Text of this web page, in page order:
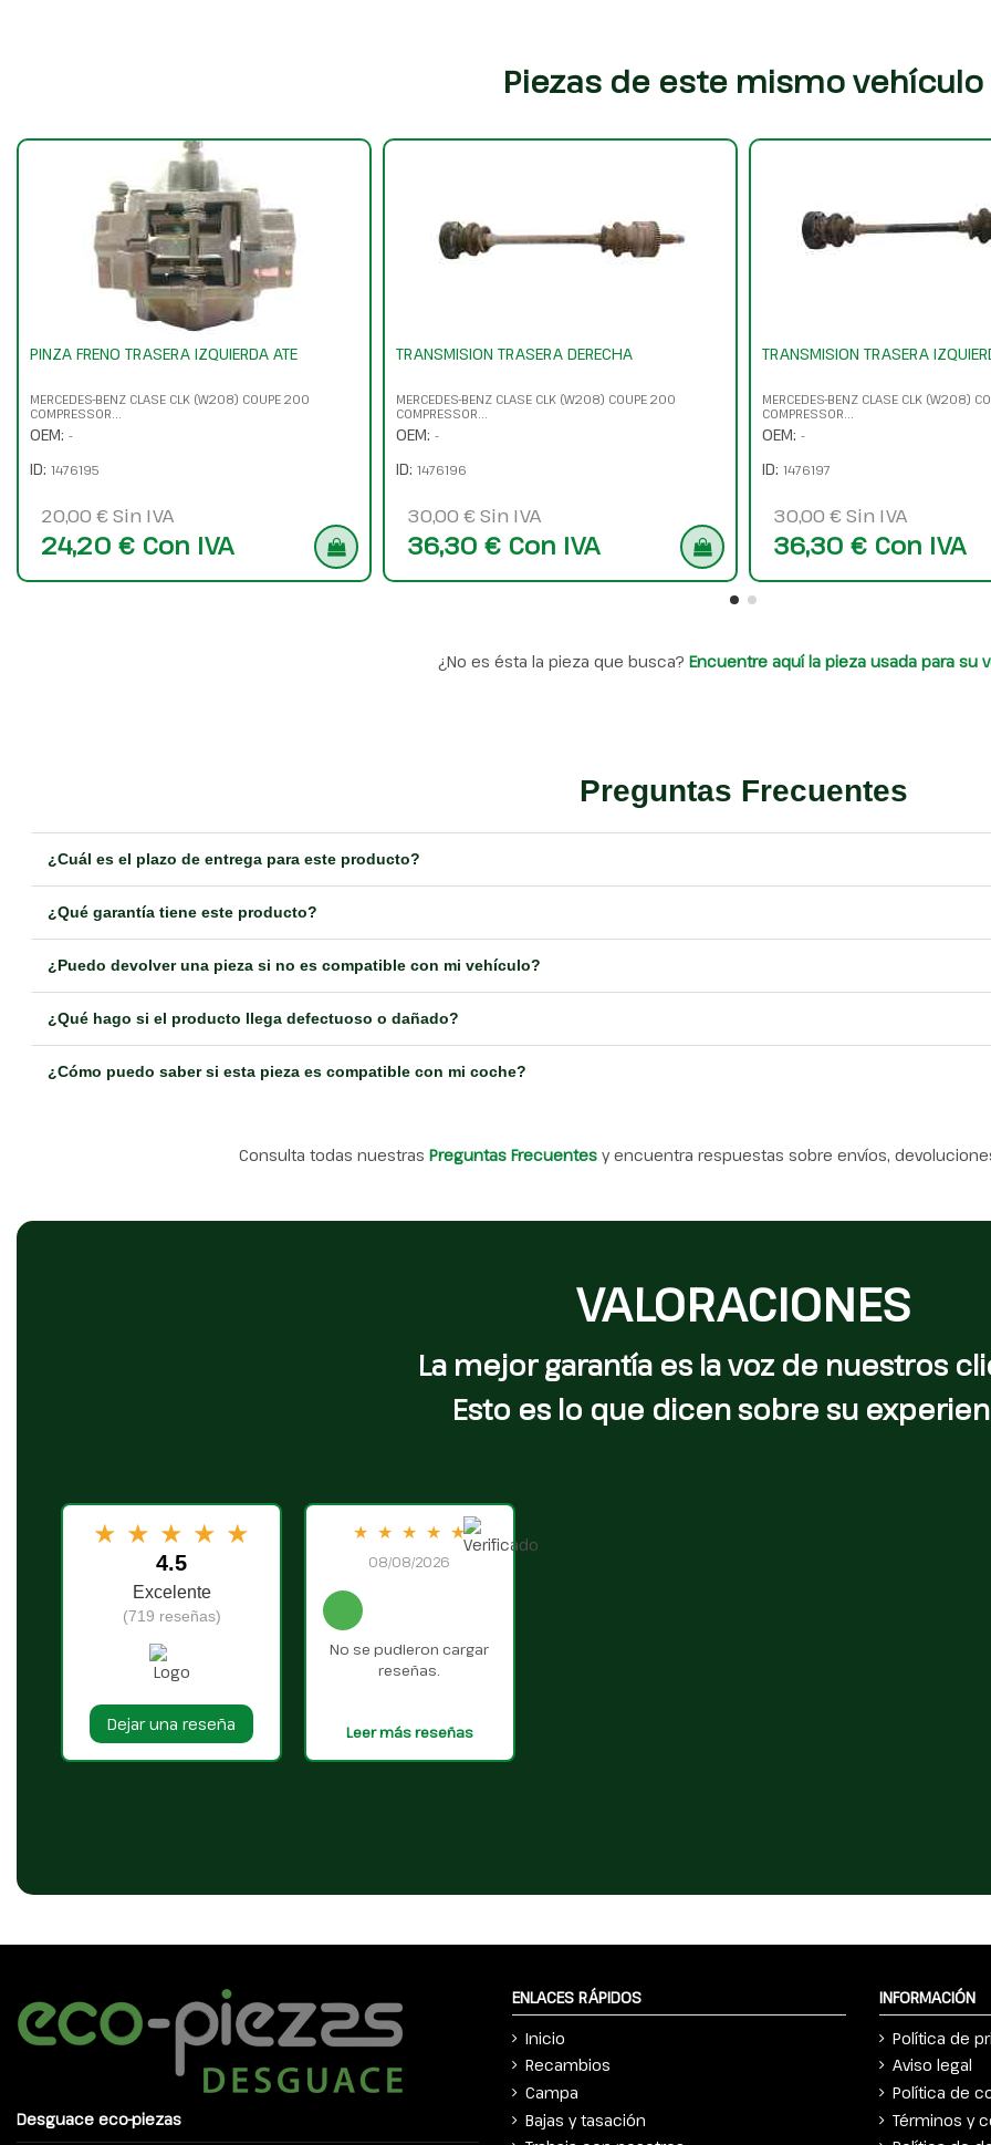
Piezas de este mismo vehículo
PINZA FRENO TRASERA IZQUIERDA ATE
MERCEDES-BENZ CLASE CLK (W208) COUPE 200
COMPRESSOR...
OEM: -
ID: 1476195
20,00 € Sin IVA
24,20 € Con IVA
TRANSMISION TRASERA DERECHA
MERCEDES-BENZ CLASE CLK (W208) COUPE 200
COMPRESSOR...
OEM: -
ID: 1476196
30,00 € Sin IVA
36,30 € Con IVA
TRANSMISION TRASERA
MERCEDES-BENZ CLASE CLK (W208)
COMPRESSOR...
OEM: -
ID: 1476197
30,00 € Sin IVA
36,30 € Con IVA
¿No es ésta la pieza que busca? Encuentre aquí la pieza usada para su
Preguntas Frecuentes
¿Cuál es el plazo de entrega para este producto?
¿Qué garantía tiene este producto?
¿Puedo devolver una pieza si no es compatible con mi vehículo?
¿Qué hago si el producto llega defectuoso o dañado?
¿Cómo puedo saber si esta pieza es compatible con mi coche?
Consulta todas nuestras Preguntas Frecuentes y encuentra respuestas sobre envíos,
VALORACIONES
La mejor garantía es la voz de nuestros
Esto es lo que dicen sobre su
★ ★ ★ ★ ★
4.5
Excelente
(719 reseñas)
Dejar una reseña
★ ★ ★ ★ ★
08/08/2026
No se pudieron cargar
reseñas.
Leer más reseñas
Desguace eco-piezas
ENLACES RÁPIDOS
Inicio
Recambios
Campa
Bajas y tasación
INFORMACIÓN
Política de
Aviso legal
Política de
Términos y